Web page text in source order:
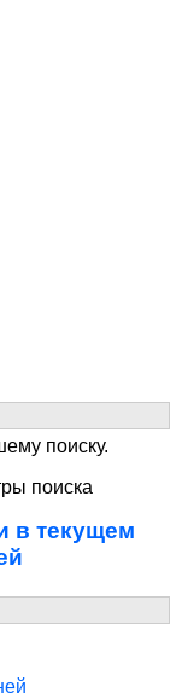
поиску.
поиска
в текущем